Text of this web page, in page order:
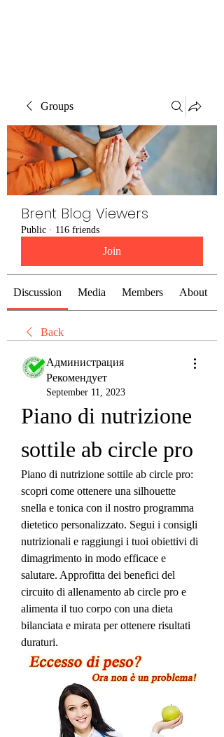
Groups
Brent Blog Viewers
Public · 116 friends
Join
Discussion Media Members About
Back
Администрация
Рекомендует
September 11, 2023
Piano di nutrizione
sottile ab circle pro
Piano di nutrizione sottile ab circle pro:
scopri come ottenere una silhouette
snella e tonica con il nostro programma
dietetico personalizzato. Segui i consigli
nutrizionali e raggiungi i tuoi obiettivi di
dimagrimento in modo efficace e
salutare. Approfitta dei benefici del
circuito di allenamento ab circle pro e
alimenta il tuo corpo con una dieta
bilanciata e mirata per ottenere risultati
duraturi.